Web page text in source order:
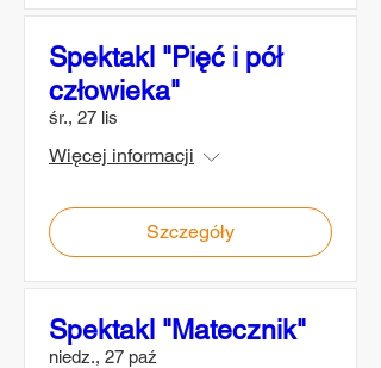
Spektakl "Pięć i pół
człowieka"
śr., 27 lis
Więcej informacji
Szczegóły
Spektakl "Matecznik"
niedz., 27 paź